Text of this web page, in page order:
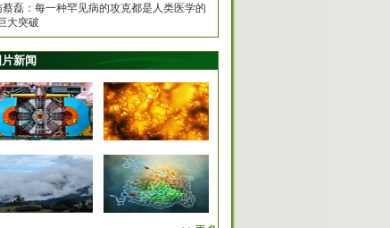
蔡磊：每一种罕见病的攻克都是人类医学的
大突破
片新闻